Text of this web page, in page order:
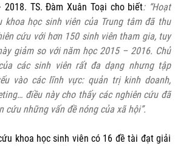
2018. TS. Đàm Xuân Toại cho biết: “Hoạt
khoa học sinh viên của Trung tâm đã thu
cứu với hơn 150 sinh viên tham gia, tuy
giảm so với năm học 2015 – 2016. Chủ
các sinh viên rất đa dạng nhưng tập
vào các lĩnh vực: quản trị kinh doanh,
điều này cho thấy các nghiên cứu đã
cứu những vấn đề nóng của xã hội”.
khoa học sinh viên có 16 đề tài đạt giải